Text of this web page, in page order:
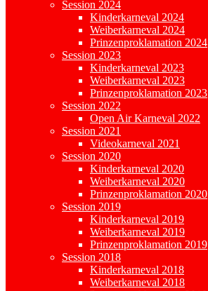
Session 2024
Kinderkarneval 2024
Weiberkarneval 2024
Prinzenproklamation 2024
Session 2023
Kinderkarneval 2023
Weiberkarneval 2023
Prinzenproklamation 2023
Session 2022
Open Air Karneval 2022
Session 2021
Videokarneval 2021
Session 2020
Kinderkarneval 2020
Weiberkarneval 2020
Prinzenproklamation 2020
Session 2019
Kinderkarneval 2019
Weiberkarneval 2019
Prinzenproklamation 2019
Session 2018
Kinderkarneval 2018
Weiberkarneval 2018